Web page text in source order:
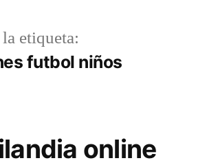
etiqueta:
futbol niños
online